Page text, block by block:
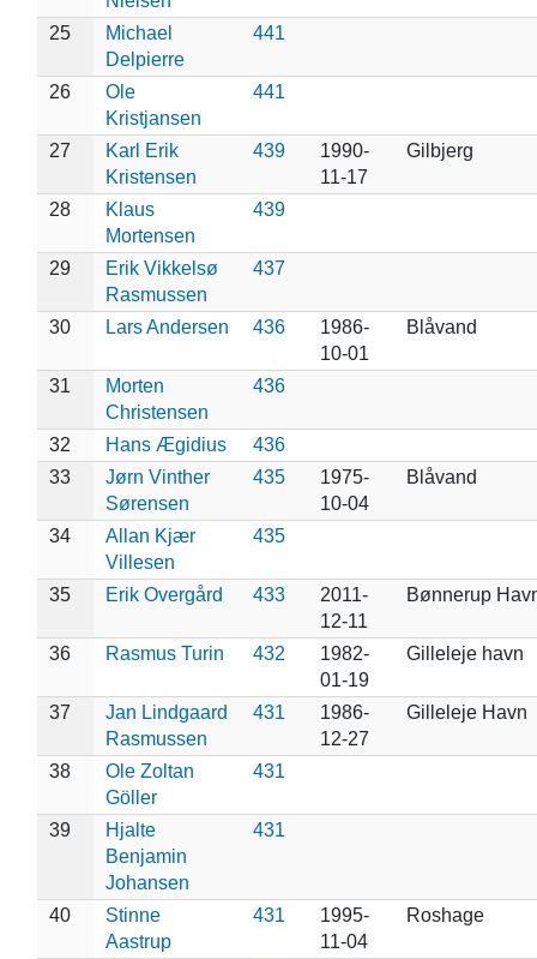
25
Michael
Delpierre
441
26
Ole
Kristjansen
441
27
Karl Erik
Kristensen
439
1990-
11-17
Gilbjerg
28
Klaus
Mortensen
439
29
Erik Vikkelsø
Rasmussen
437
30 Lars Andersen 436
1986-
10-01
Blåvand
31
Morten
Christensen
436
32 Hans Ægidius
436
33
Jørn Vinther
Sørensen
435
1975-
10-04
Blåvand
34
Allan Kjær
Villesen
435
35 Erik Overgård 433
2011-
12-11
Bønnerup
36 Rasmus Turin 432
1982-
01-19
Gilleleje havn
37
Jan Lindgaard
Rasmussen
431
1986-
12-27
Gilleleje Havn
38
Ole Zoltan
Göller
431
39
Hjalte
Benjamin
Johansen
431
40
Stinne
Aastrup
431
1995-
11-04
Roshage